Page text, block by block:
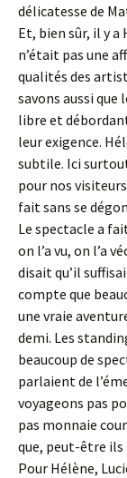
délicatesse de
Et, bien sûr, il y a
n’était pas une
qualités des
savons aussi que
libre et
leur exigence.
subtile. Ici
pour nos
fait sans se
Le spectacle a
on l’a vu, on l’a
disait qu’il
compte que
une vraie
demi. Les
beaucoup de
parlaient de
voyageons pas
pas monnaie
que, peut-être ils
Pour Hélène,